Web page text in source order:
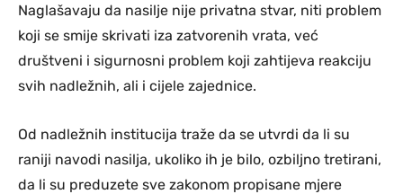
Naglašavaju da nasilje nije privatna stvar, niti problem
koji se smije skrivati iza zatvorenih vrata, već
društveni i sigurnosni problem koji zahtijeva reakciju
svih nadležnih, ali i cijele zajednice.
Od nadležnih institucija traže da se utvrdi da li su
raniji navodi nasilja, ukoliko ih je bilo, ozbiljno tretirani,
da li su preduzete sve zakonom propisane mjere